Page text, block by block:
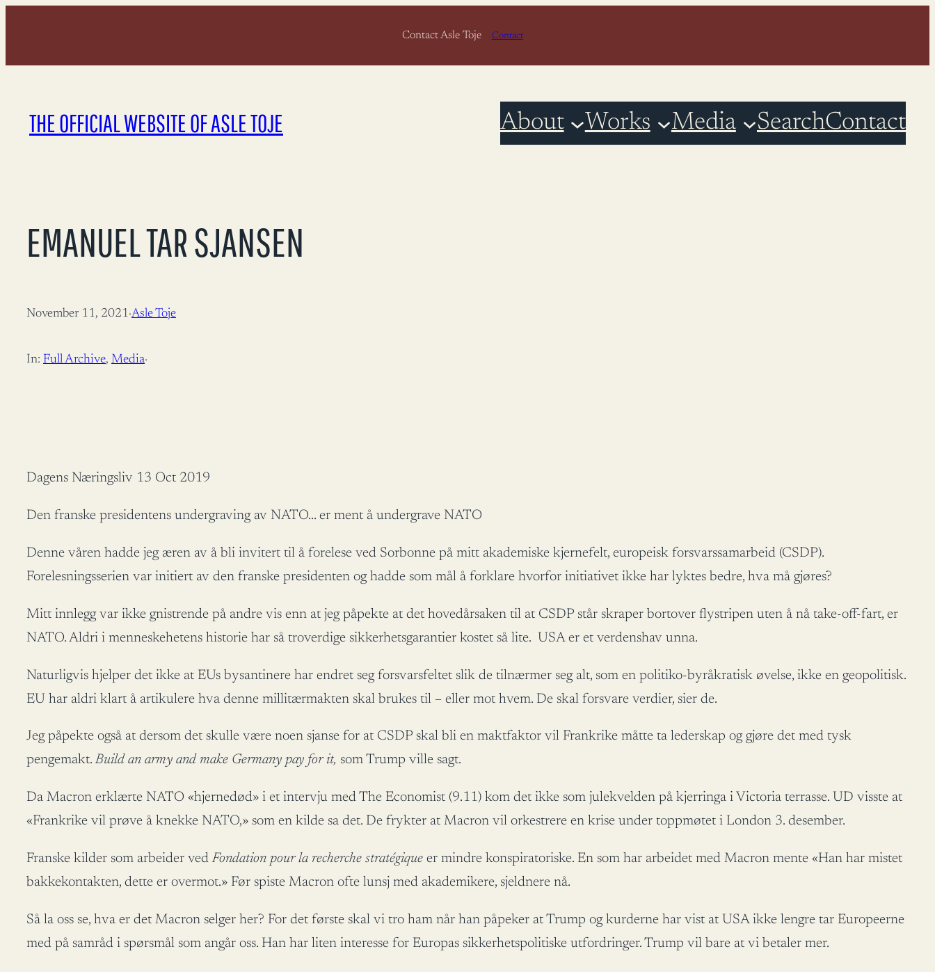
content
Contact Asle Toje Contact
THE OFFICIAL WEBSITE OF ASLE TOJE About Works Media SearchContact
EMANUEL TAR SJANSEN
November 11, 2021·Asle Toje
In: Full Archive, Media·
Dagens Næringsliv 13 Oct 2019
Den franske presidentens undergraving av NATO… er ment å undergrave NATO
Denne våren hadde jeg æren av å bli invitert til å forelese ved Sorbonne på mitt akademiske kjernefelt, europeisk forsvarssamarbeid (CSDP).
Forelesningsserien var initiert av den franske presidenten og hadde som mål å forklare hvorfor initiativet ikke har lyktes bedre, hva må gjøres?
Mitt innlegg var ikke gnistrende på andre vis enn at jeg påpekte at det hovedårsaken til at CSDP står skraper bortover flystripen uten å nå take-off-fart, er
NATO. Aldri i menneskehetens historie har så troverdige sikkerhetsgarantier kostet så lite. USA er et verdenshav unna.
Naturligvis hjelper det ikke at EUs bysantinere har endret seg forsvarsfeltet slik de tilnærmer seg alt, som en politiko-byråkratisk øvelse, ikke en geopolitisk.
EU har aldri klart å artikulere hva denne millitærmakten skal brukes til – eller mot hvem. De skal forsvare verdier, sier de.
Jeg påpekte også at dersom det skulle være noen sjanse for at CSDP skal bli en maktfaktor vil Frankrike måtte ta lederskap og gjøre det med tysk
pengemakt.Build an army and make Germany pay for it, som Trump ville sagt.
Da Macron erklærte NATO «hjernedød» i et intervju med The Economist (9.11) kom det ikke som julekvelden på kjerringa i Victoria terrasse. UD visste at
«Frankrike vil prøve å knekke NATO,» som en kilde sa det. De frykter at Macron vil orkestrere en krise under toppmøtet i London 3. desember.
Franske kilder som arbeider vedFondation pour la recherche stratégique er mindre konspiratoriske. En som har arbeidet med Macron mente «Han har mistet
bakkekontakten, dette er overmot.» Før spiste Macron ofte lunsj med akademikere, sjeldnere nå.
Så la oss se, hva er det Macron selger her? For det første skal vi tro ham når han påpeker at Trump og kurderne har vist at USA ikke lengre tar Europeerne
med på samråd i spørsmål som angår oss. Han har liten interesse for Europas sikkerhetspolitiske utfordringer. Trump vil bare at vi betaler mer.